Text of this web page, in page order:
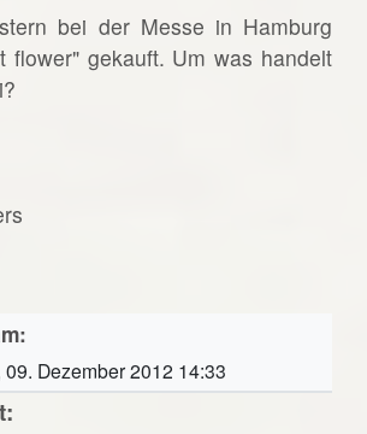
bei der Messe in Hamburg
flower" gekauft. Um was handelt
Dezember 2012 14:33